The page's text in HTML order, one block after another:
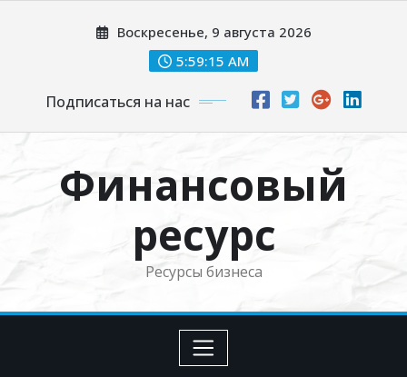
Воскресенье, 9 августа 2026
5:59:16 AM
Подписаться на нас
Финансовый
ресурс
Ресурсы бизнеса